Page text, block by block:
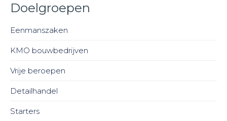
Doelgroepen
Eenmanszaken
KMO bouwbedrijven
Vrije beroepen
Detailhandel
Starters